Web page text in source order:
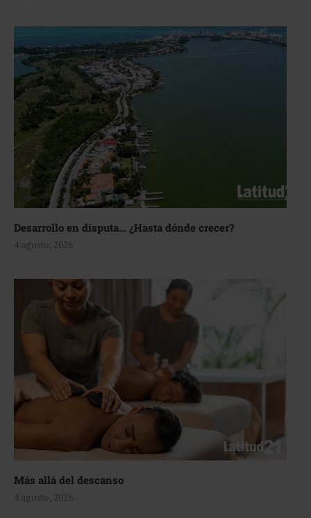
Desarrollo en disputa… ¿Hasta dónde crecer?
4 agosto, 2026
Más allá del descanso
4 agosto, 2026